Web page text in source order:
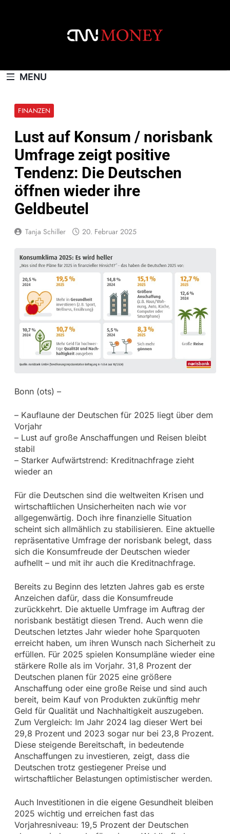
MENU
FINANZEN
Lust auf Konsum / norisbank
Umfrage zeigt positive
Tendenz: Die Deutschen
öffnen wieder ihre
Geldbeutel
Tanja Schiller 20. Februar 2025
Bonn (ots) –
– Kauflaune der Deutschen für 2025 liegt über dem
Vorjahr
– Lust auf große Anschaffungen und Reisen bleibt
stabil
– Starker Aufwärtstrend: Kreditnachfrage zieht
wieder an
Für die Deutschen sind die weltweiten Krisen und
wirtschaftlichen Unsicherheiten nach wie vor
allgegenwärtig. Doch ihre finanzielle Situation
scheint sich allmählich zu stabilisieren. Eine aktuelle
repräsentative Umfrage der norisbank belegt, dass
sich die Konsumfreude der Deutschen wieder
aufhellt – und mit ihr auch die Kreditnachfrage.
Bereits zu Beginn des letzten Jahres gab es erste
Anzeichen dafür, dass die Konsumfreude
zurückkehrt. Die aktuelle Umfrage im Auftrag der
norisbank bestätigt diesen Trend. Auch wenn die
Deutschen letztes Jahr wieder hohe Sparquoten
erreicht haben, um ihren Wunsch nach Sicherheit zu
erfüllen. Für 2025 spielen Konsumpläne wieder eine
stärkere Rolle als im Vorjahr. 31,8 Prozent der
Deutschen planen für 2025 eine größere
Anschaffung oder eine große Reise und sind auch
bereit, beim Kauf von Produkten zukünftig mehr
Geld für Qualität und Nachhaltigkeit auszugeben.
Zum Vergleich: Im Jahr 2024 lag dieser Wert bei
29,8 Prozent und 2023 sogar nur bei 23,8 Prozent.
Diese steigende Bereitschaft, in bedeutende
Anschaffungen zu investieren, zeigt, dass die
Deutschen trotz gestiegener Preise und
wirtschaftlicher Belastungen optimistischer werden.
Auch Investitionen in die eigene Gesundheit bleiben
2025 wichtig und erreichen fast das
Vorjahresniveau: 19,5 Prozent der Deutschen